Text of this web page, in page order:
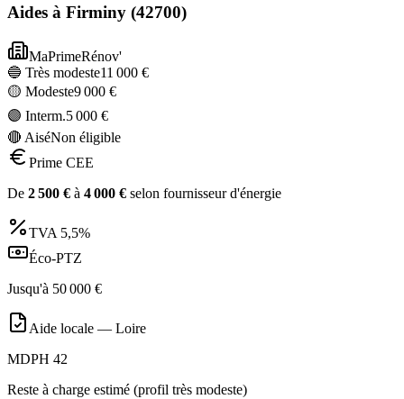
Aides à Firminy (42700)
MaPrimeRénov'
🔵 Très modeste11 000 €
🟡 Modeste9 000 €
🟣 Interm.5 000 €
🔴 AiséNon éligible
Prime CEE
De 2 500 € à 4 000 € selon fournisseur d'énergie
TVA 5,5%
Éco-PTZ
Jusqu'à 50 000 €
Aide locale — Loire
MDPH 42
Reste à charge estimé (profil très modeste)